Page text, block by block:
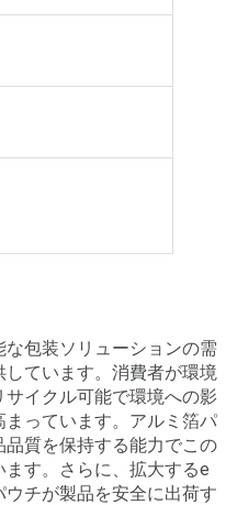
包装ソリューションの需
ています。消費者が環境
イクル可能で環境への影
っています。アルミ箔パ
質を保持する能力でこの
ます。さらに、拡大するe
チが製品を安全に出荷す